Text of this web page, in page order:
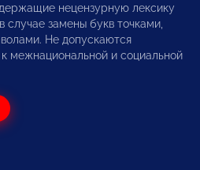
нецензурную лексику
замены букв точками,
Не допускаются
межнациональной и социальной